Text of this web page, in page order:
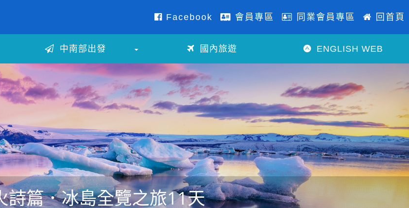
Facebook 會員專區 同業會員專區 回首頁
中南部出發 國內旅遊 ENGLISH WEB
詩篇．冰島全覽之旅11天